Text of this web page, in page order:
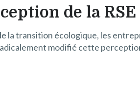
de la RSE
la transition écologique, les
modifié cette